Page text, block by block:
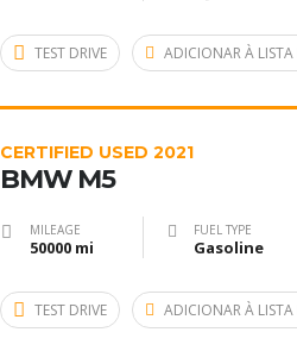
TEST DRIVE ADICIONAR À
CERTIFIED USED 2021
BMW M5
MILEAGE
50000 mi
FUEL TYPE
Gasoline
TEST DRIVE ADICIONAR À